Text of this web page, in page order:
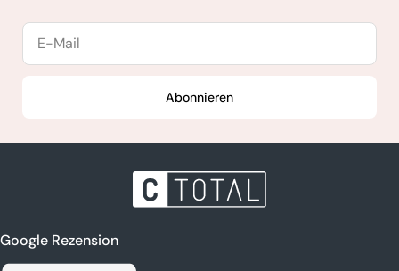
E-
Abonnieren
Google Rezension